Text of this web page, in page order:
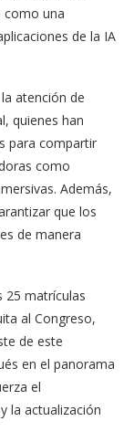
como una
de la IA
atención de
quienes han
para compartir
como
Además,
que los
de manera
25 matrículas
al Congreso,
de este
en el panorama
el
la actualización